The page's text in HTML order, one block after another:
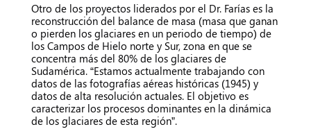
Otro de los proyectos liderados por el Dr. Farías es la
reconstrucción del balance de masa (masa que ganan
o pierden los glaciares en un periodo de tiempo) de
los Campos de Hielo norte y Sur, zona en que se
concentra más del 80% de los glaciares de
Sudamérica. “Estamos actualmente trabajando con
datos de las fotografías aéreas históricas (1945) y
datos de alta resolución actuales. El objetivo es
caracterizar los procesos dominantes en la dinámica
de los glaciares de esta región”.